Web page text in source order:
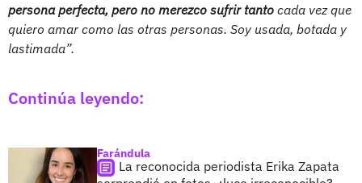
persona perfecta, pero no merezco sufrir tanto cada vez que
quiero amar como las otras personas. Soy usada, botada y
lastimada”.
Continúa leyendo:
Farándula
La reconocida periodista Erika Zapata